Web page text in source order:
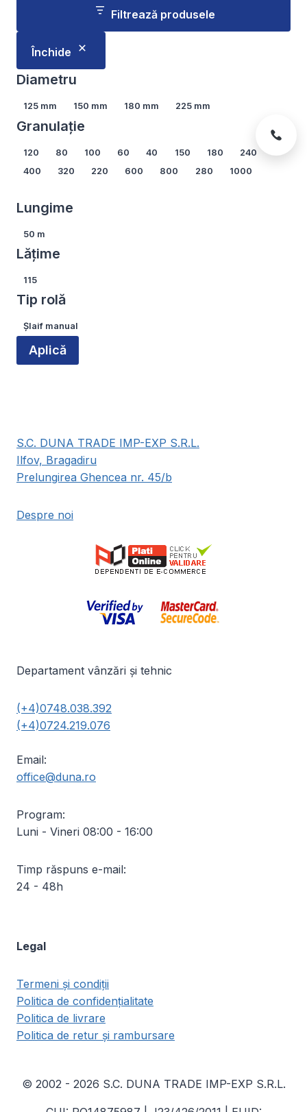
multe
variații.
Opțiunile
alese
are
fi
Filtrează produsele
Închide
Diametru
Diametru
125 mm 150 mm 180 mm 225 mm
Granulație
Granulație
120 80 100 60 40 150 180
240
400
320 220 600 800 280 1000
Lungime
Lungime
50 m
Lățime
Lățime
115
Tip rolă
Tip
rolă
Șlaif manual
Aplică
S.C. DUNA TRADE IMP-EXP S.R.L.
Ilfov, Bragadiru
Prelungirea Ghencea nr. 45/b
Despre noi
Departament vânzări și tehnic
(+4)0748.038.392
(+4)0724.219.076
Email:
office@duna.ro
Program:
Luni - Vineri 08:00 - 16:00
Timp răspuns e-mail:
24 - 48h
Legal
Termeni și condiții
Politica de confidențialitate
Politica de livrare
Politica de retur și rambursare
© 2002 - 2026 S.C. DUNA TRADE IMP-EXP S.R.L.